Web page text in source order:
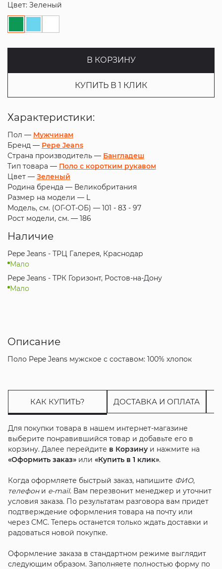
Цвет: Зеленый
В КОРЗИНУ
КУПИТЬ В 1 КЛИК
Характеристики:
Пол — Мужчинам
Бренд — Pepe Jeans
Страна производитель — Бангладеш
Тип товара — Поло с коротким рукавом
Цвет — Зеленый
Родина бренда — Великобритания
Размер на модели — L
Модель, см. (ОГ-ОТ-ОБ) — 101 - 83 - 97
Рост модели, см. — 186
Наличие
Pepe Jeans - ТРЦ Галерея, Краснодар
Мало
Pepe Jeans - ТРК Горизонт, Ростов-на-Дону
Мало
Описание
Поло Pepe Jeans мужское с составом: 100% хлопок
КАК КУПИТЬ? ДОСТАВКА И ОПЛАТА
Для покупки товара в нашем интернет-магазине
выберите понравившийся товар и добавьте его в
корзину. Далее перейдите в Корзинуи нажмите на
«Оформить заказ»или «Купить в 1 клик».
Когда оформляете быстрый заказ, напишите ФИО,
телефони e-mail. Вам перезвонит менеджер и уточнит
условия заказа. По результатам разговора вам придет
подтверждение оформления товара на почту или
через СМС. Теперь останется только ждать доставки и
радоваться новой покупке.
Оформление заказа в стандартном режиме выглядит
следующим образом. Заполняете полностью форму по